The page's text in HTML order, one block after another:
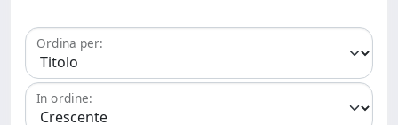
Ordina per:
In ordine: